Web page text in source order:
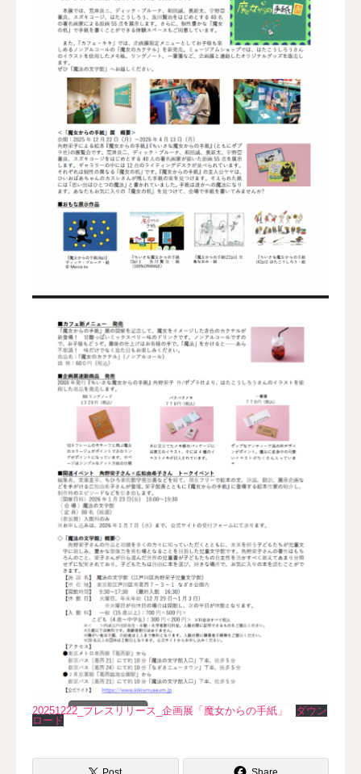
20251222_プレスリリース_企画展「魔女からの手紙」
ダウン
ロード